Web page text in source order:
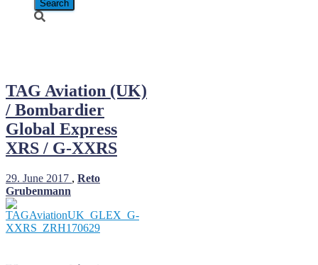
TAG Aviation (UK)
/ Bombardier
Global Express
XRS / G-XXRS
29. June 2017 , Reto
Grubenmann